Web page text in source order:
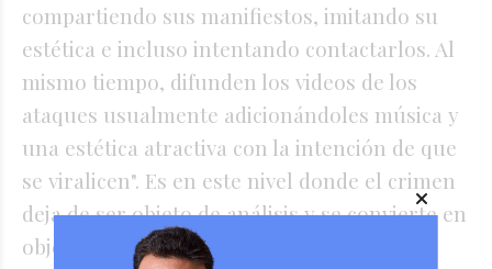
compartiendo sus manifiestos, imitando su
estética e incluso intentando contactarlos. Al
mismo tiempo, difunden los videos de los
ataques usualmente adicionándoles música y
una estética atractiva con la intención de que
se viralicen". Es en este nivel donde el crimen
deja de ser objeto de análisis y se convierte en
objeto de culto.